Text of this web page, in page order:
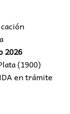
2026
(1900)
en trámite